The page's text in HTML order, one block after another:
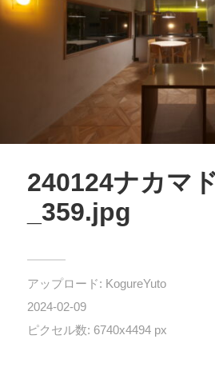
240124ナカマ
_359.jpg
アップロード: KogureYuto
2024-02-09
ピクセル数: 6740x4494 px